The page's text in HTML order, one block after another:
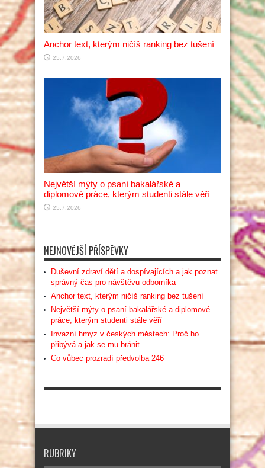
Anchor text, kterým ničíš ranking bez tušení
25.7.2026
Největší mýty o psaní bakalářské a
diplomové práce, kterým studenti stále věří
25.7.2026
NEJNOVĚJŠÍ PŘÍSPĚVKY
Duševní zdraví dětí a dospívajících a jak poznat
správný čas pro návštěvu odborníka
Anchor text, kterým ničíš ranking bez tušení
Největší mýty o psaní bakalářské a diplomové
práce, kterým studenti stále věří
Invazní hmyz v českých městech: Proč ho
přibývá a jak se mu bránit
Co vůbec prozradí předvolba 246
RUBRIKY